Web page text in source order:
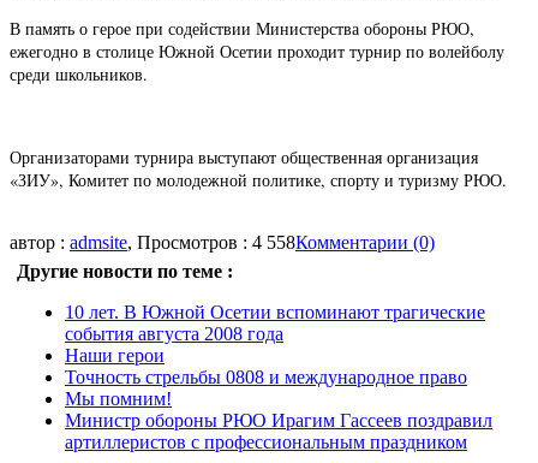
В память о герое при содействии Министерства обороны РЮО,
ежегодно в столице Южной Осетии проходит турнир по волейболу
среди школьников.
Организаторами турнира выступают общественная организация
«ЗИУ», Комитет по молодежной политике, спорту и туризму РЮО.
автор : admsite, Просмотров : 4 558Комментарии (0)
Другие новости по теме :
10 лет. В Южной Осетии вспоминают трагические
события августа 2008 года
Наши герои
Точность стрельбы 0808 и международное право
Мы помним!
Министр обороны РЮО Ирагим Гассеев поздравил
артиллеристов с профессиональным праздником